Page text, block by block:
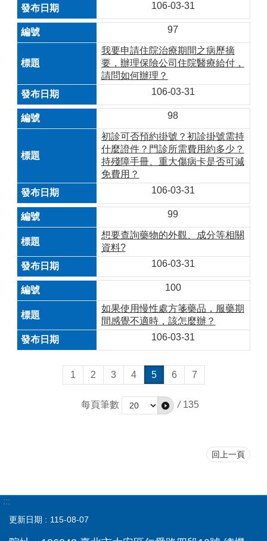
106-03-31
97
我要申請住院治療期間之病歷摘
要，辦理保險公司住院醫療給付，
請問如何辦理？
106-03-31
98
初診可否預約掛號？初診掛號需持
什麼證件？門診所需費用約多少？
持殘障手冊、重大傷病卡是否可減
免費用？
106-03-31
99
想要查詢藥物的外觀、成分等相關
資料?
106-03-31
100
如果使用慢性處方箋藥品，服藥期
間感覺不適時，該怎麼辦？
106-03-31
1 2 3 4 5 6 7
每頁筆數 / 135
回上一頁
:::
更新日期 115-08-07